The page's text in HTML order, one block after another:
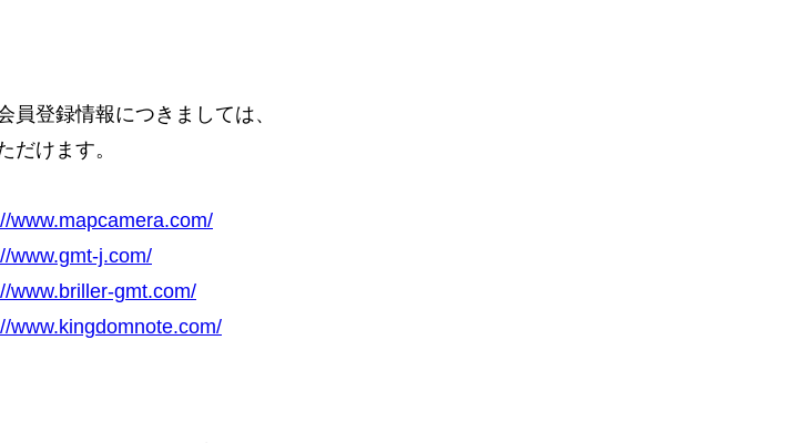
登録情報につきましては、
だけます。
www.mapcamera.com/
www.gmt-j.com/
www.briller-gmt.com/
www.kingdomnote.com/